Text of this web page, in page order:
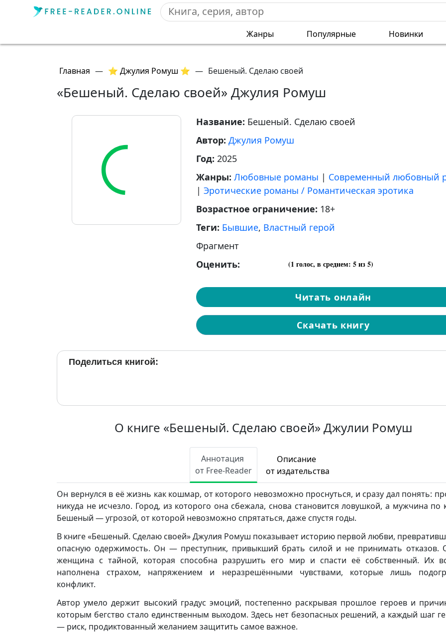
Жанры Популярные Новинки
Главная — ⭐ Джулия Ромуш ⭐ — Бешеный. Сделаю своей
«Бешеный. Сделаю своей» Джулия Ромуш
Название: Бешеный. Сделаю своей
Автор: Джулия Ромуш
Год: 2025
Жанры: Любовные романы | Современный любовный
| Эротические романы / Романтическая эротика
Возрастное ограничение: 18+
Теги: Бывшие, Властный герой
Фрагмент
Оценить:
(1 голос, в среднем: 5из 5)
Читать онлайн
Скачать книгу
Поделиться книгой:
О книге «Бешеный. Сделаю своей» Джулии Ромуш
Аннотация
от Free-Reader
Описание
от издательства
Он вернулся в её жизнь как кошмар, от которого невозможно проснуться, и сразу дал понять:
никуда не исчезло. Город, из которого она сбежала, снова становится ловушкой, а мужчина по
Бешеный — угрозой, от которой невозможно спрятаться, даже спустя годы.
В книге «Бешеный. Сделаю своей» Джулия Ромуш показывает историю первой любви,
опасную одержимость. Он — преступник, привыкший брать силой и не принимать
женщина с тайной, которая способна разрушить его мир и спасти её собственный. Их
наполнена страхом, напряжением и неразрешёнными чувствами, которые лишь
конфликт.
Автор умело держит высокий градус эмоций, постепенно раскрывая прошлое героев и
которым бегство стало единственным выходом. Здесь нет безопасных решений, а каждый шаг
— риск, продиктованный желанием защитить самое важное.